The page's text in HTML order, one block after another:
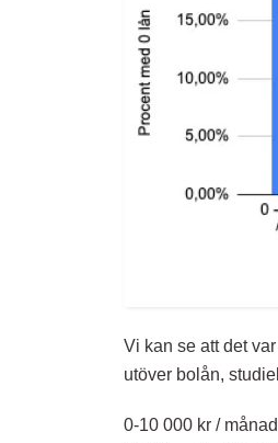
Vi kan se att det
utöver bolån,
0-10 000 kr /